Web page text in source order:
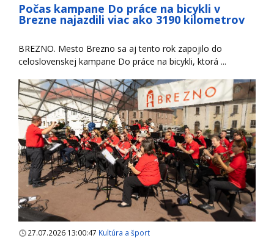
Počas kampane Do práce na bicykli v
Brezne najazdili viac ako 3190 kilometrov
BREZNO. Mesto Brezno sa aj tento rok zapojilo do
celoslovenskej kampane Do práce na bicykli, ktorá ...
27.07.2026 13:00:47 Kultúra a šport